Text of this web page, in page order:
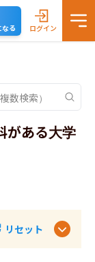
る ログイン
がある大学
リセット